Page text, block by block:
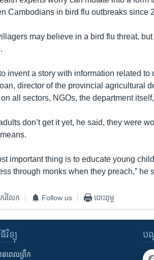
Cambodians in bird flu outbreaks since
may believe in a bird flu threat,
invent a story with information related
director of the provincial agricultural
all sectors, NGOs, the department
don’t get it yet, he said, they were
important thing is to educate young
through monks when they preach,” he
រំលែក Follow us បោះពុម្ព
ប
វិទ្យុ
ន​ពេល​ព្រឹក